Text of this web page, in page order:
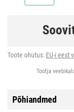
Toote ohutus: EU-i eest
Tootja
Põhiandmed